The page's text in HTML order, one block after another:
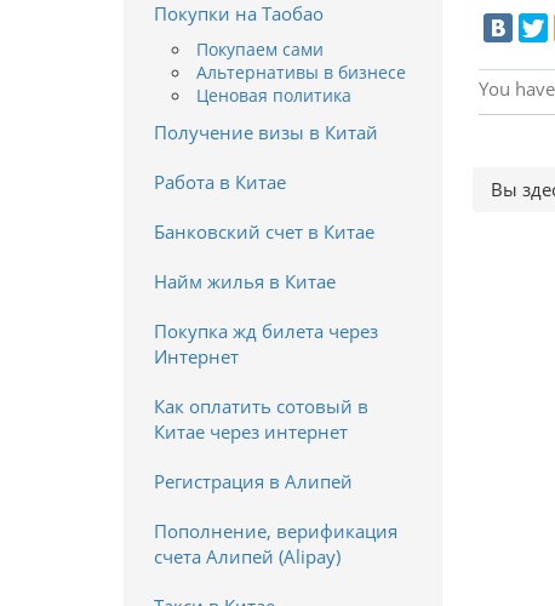
You
Вы
Покупки на Таобао
Покупаем сами
Альтернативы в бизнесе
Ценовая политика
Получение визы в Китай
Работа в Китае
Банковский счет в Китае
Найм жилья в Китае
Покупка жд билета через
Интернет
Как оплатить сотовый в
Китае через интернет
Регистрация в Алипей
Пополнение, верификация
счета Алипей (Alipay)